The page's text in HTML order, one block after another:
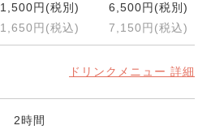
1,500円(税別)
1,650円(税込)
6,500円(税別)
7,150円(税込)
ドリンクメニュー 詳細
2時間